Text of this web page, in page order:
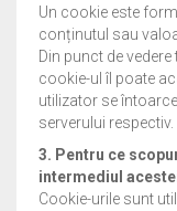
COS
WISHLIST
CREEAZA CONT
CONTACT
Un cookie este
conținutul sau
Din punct de
cookie-ul îl poate
utilizator se
serverului respectiv.
3. Pentru ce
intermediul
Cookie-urile sunt